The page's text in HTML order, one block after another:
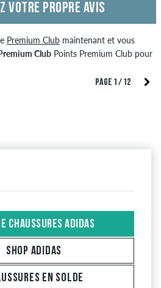
PAGE 1 / 12
VOTRE PROPRE AVIS
Premium Clubmaintenant et vous
ClubPoints Premium Club pour
CHAUSSURES ADIDAS
SHOP ADIDAS
EN SOLDE